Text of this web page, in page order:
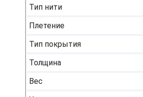
Тип нити
Плетение
Тип покрытия
Толщина
Вес